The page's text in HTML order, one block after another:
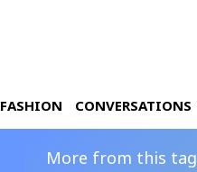
FASHION CONVERSATIONS
More from this tag